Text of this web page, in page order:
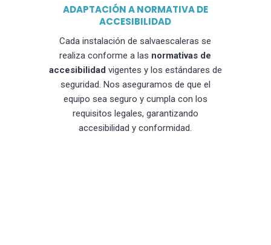
ADAPTACIÓN A NORMATIVA DE
ACCESIBILIDAD
Cada instalación de salvaescaleras se
realiza conforme a las normativas de
accesibilidad vigentes y los estándares de
seguridad. Nos aseguramos de que el
equipo sea seguro y cumpla con los
requisitos legales, garantizando
accesibilidad y conformidad.